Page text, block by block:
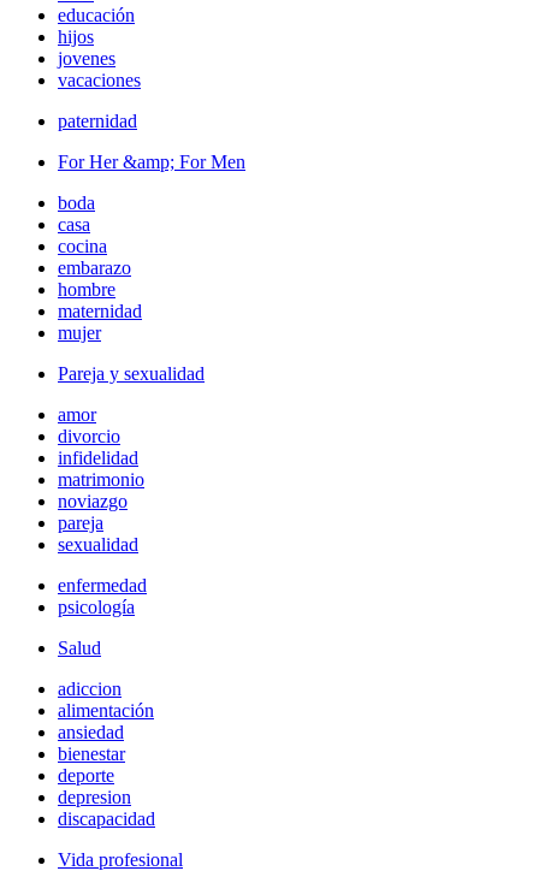
educación
hijos
jovenes
vacaciones
paternidad
For Her &amp; For Men
boda
casa
cocina
embarazo
hombre
maternidad
mujer
Pareja y sexualidad
amor
divorcio
infidelidad
matrimonio
noviazgo
pareja
sexualidad
enfermedad
psicología
Salud
adiccion
alimentación
ansiedad
bienestar
deporte
depresion
discapacidad
Vida profesional